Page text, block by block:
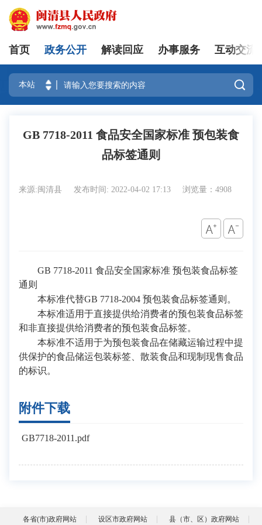
登录
首页 政务公开 解读回应 办事服务 互动交流

GB 7718-2011 食品安全国家标准 预包装食
品标签通则
来源:闽清县 发布时间: 2022-04-02 17:13 浏览量：4908
GB 7718-2011 食品安全国家标准 预包装食品标签
通则
本标准代替GB 7718-2004 预包装食品标签通则。
本标准适用于直接提供给消费者的预包装食品标签
和非直接提供给消费者的预包装食品标签。
本标准不适用于为预包装食品在储藏运输过程中提
供保护的食品储运包装标签、散装食品和现制现售食品
的标识。
附件下载
GB7718-2011.pdf
各省(市)政府网站 设区市政府网站 县（市、区）政府网站